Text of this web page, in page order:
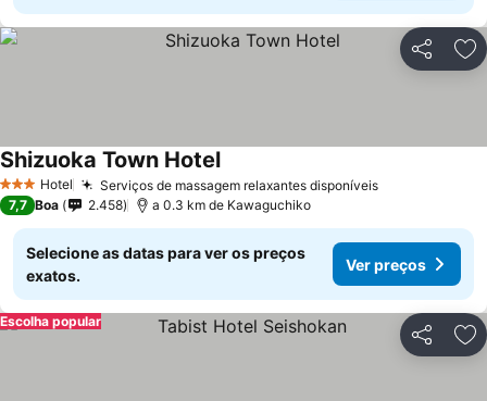
Partilhar
3 EstrelasHotel Serviços de massagem relaxantes disponíveis
Shizuoka Town Hotel
7,7 Boa 2.458 a 0.3 km de Kawaguchiko
Selecione as datas para ver os preços
exatos.
Ver preços
Partilhar
Escolha popular